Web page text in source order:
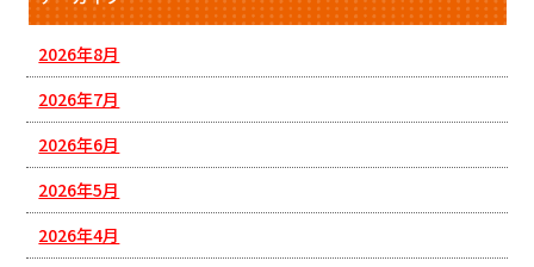
2026年8月
2026年7月
2026年6月
2026年5月
2026年4月